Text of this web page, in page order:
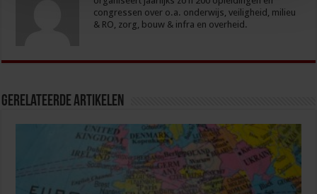
congressen over o.a. onderwijs, veiligheid, milieu
& RO, zorg, bouw & infra en overheid.
Gerelateerde Artikelen